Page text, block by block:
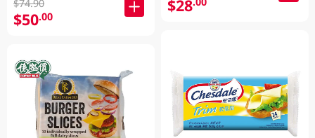
$74.90
$50.00
$28